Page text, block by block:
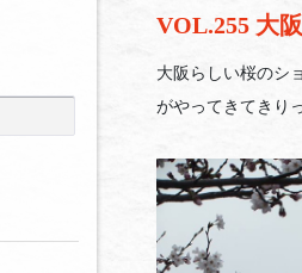
VOL.255 大
大阪らしい桜のシ
がやってきてきり